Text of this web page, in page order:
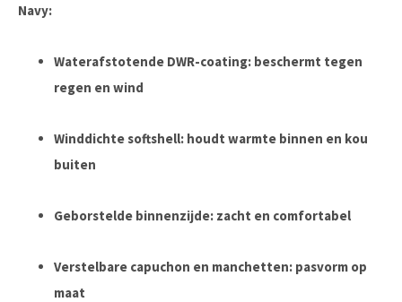
Navy:
Waterafstotende DWR-coating: beschermt tegen
regen en wind
Winddichte softshell: houdt warmte binnen en kou
buiten
Geborstelde binnenzijde: zacht en comfortabel
Verstelbare capuchon en manchetten: pasvorm op
maat